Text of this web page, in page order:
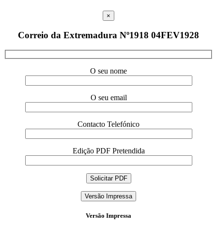
×
Correio da Extremadura Nº1918 04FEV1928
O seu nome
O seu email
Contacto Telefónico
Edição PDF Pretendida
Versão Impressa
Versão Impressa